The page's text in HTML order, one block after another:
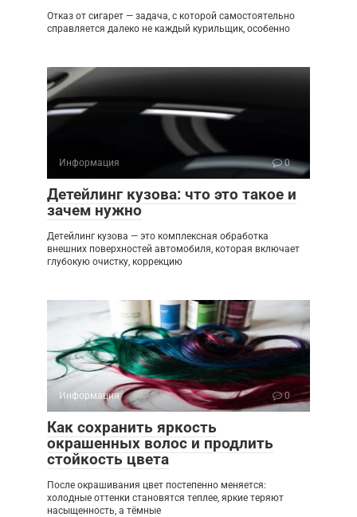
Отказ от сигарет — задача, с которой самостоятельно
справляется далеко не каждый курильщик, особенно
Информация 0
Детейлинг кузова: что это такое и
зачем нужно
Детейлинг кузова — это комплексная обработка
внешних поверхностей автомобиля, которая включает
глубокую очистку, коррекцию
Информация 0
Как сохранить яркость
окрашенных волос и продлить
стойкость цвета
После окрашивания цвет постепенно меняется:
холодные оттенки становятся теплее, яркие теряют
насыщенность, а тёмные